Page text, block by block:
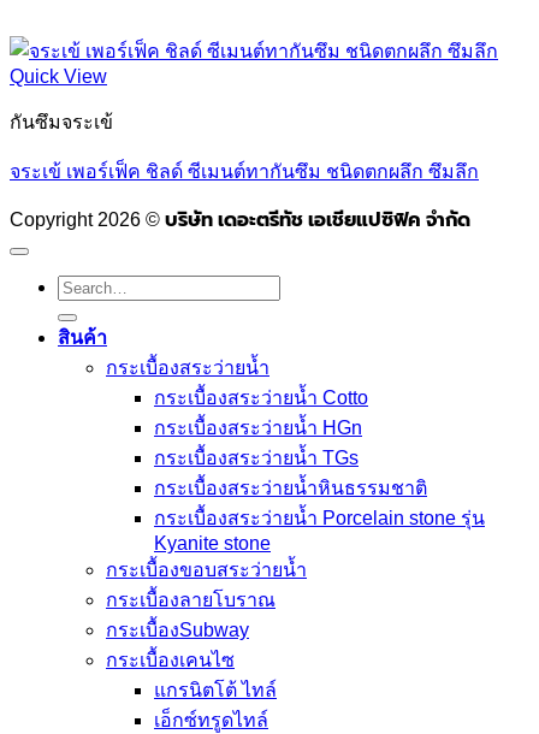
Quick View
กันซึมจระเข้
จระเข้ เพอร์เฟ็ค ชิลด์ ซีเมนต์ทากันซึม ชนิดตกผลึก ซึมลึก
Copyright 2026 © บริษัท เดอะตรีทัช เอเชียแปซิฟิค จำกัด
Search
for:
สินค้า
กระเบื้องสระว่ายนํ้า
กระเบื้องสระว่ายน้ำ Cotto
กระเบื้องสระว่ายน้ำ HGn
กระเบื้องสระว่ายน้ำ TGs
กระเบื้องสระว่ายน้ำหินธรรมชาติ
กระเบื้องสระว่ายนํ้า Porcelain stone รุ่น
Kyanite stone
กระเบื้องขอบสระว่ายน้ำ
กระเบื้องลายโบราณ
กระเบื้องSubway
กระเบื้องเคนไซ
แกรนิตโต้ ไทล์
เอ็กซ์ทรูดไทล์